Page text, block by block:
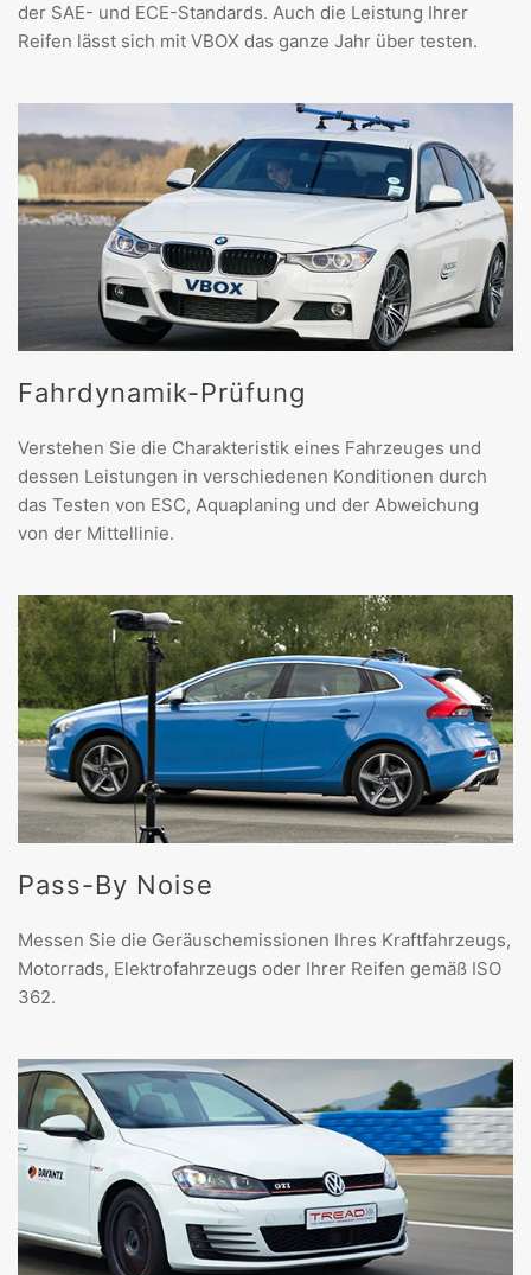
der SAE- und ECE-Standards. Auch die Leistung Ihrer
Reifen lässt sich mit VBOX das ganze Jahr über testen.
Fahrdynamik-Prüfung
Verstehen Sie die Charakteristik eines Fahrzeuges und
dessen Leistungen in verschiedenen Konditionen durch
das Testen von ESC, Aquaplaning und der Abweichung
von der Mittellinie.
Pass-By Noise
Messen Sie die Geräuschemissionen Ihres Kraftfahrzeugs,
Motorrads, Elektrofahrzeugs oder Ihrer Reifen gemäß ISO
362.